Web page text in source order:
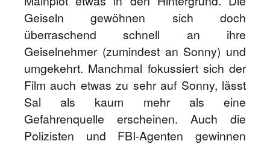
Geiseln gewöhnen sich doch
überraschend schnell an ihre
Geiselnehmer (zumindest an Sonny) und
umgekehrt. Manchmal fokussiert sich der
Film auch etwas zu sehr auf Sonny, lässt
Sal als kaum mehr als eine
Gefahrenquelle erscheinen. Auch die
Polizisten und FBI-Agenten gewinnen